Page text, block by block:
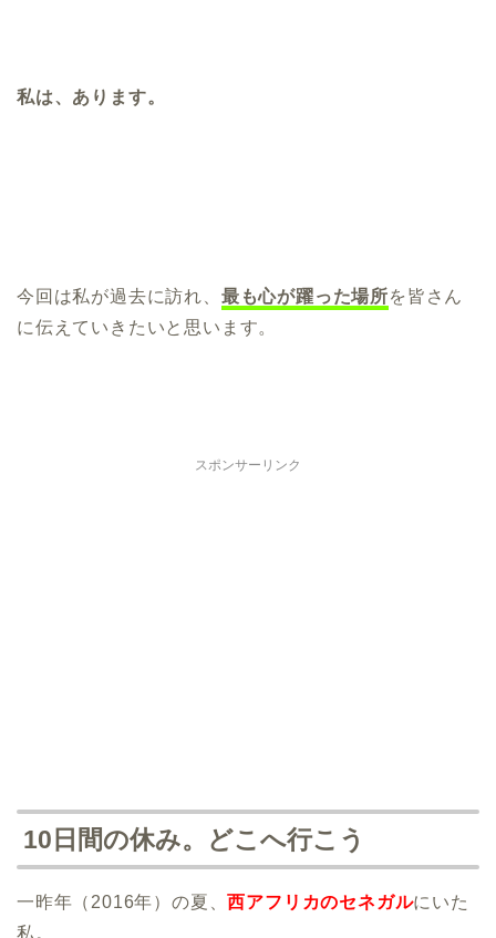
私は、あります。
今回は私が過去に訪れ、 最も心が躍った場所を皆さん
に伝えていきたいと思います。
スポンサーリンク
10日間の休み。どこへ行こう
一昨年（2016年）の夏、西アフリカのセネガルにいた
私。